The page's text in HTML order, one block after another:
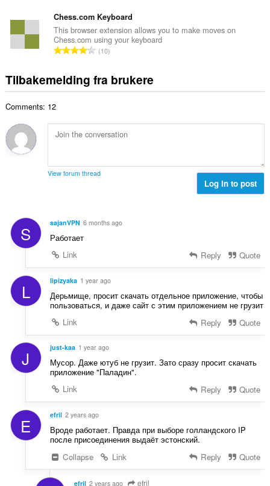
e
r
i
n
e
r
v
u
r
e
r
g
e
n
t
a
v
u
e
n
g
a
l
t
n
t
l
v
d
n
:
Chess.com Keyboard
This browser extension allows you to make moves on
Chess.com using your keyboard
T
t
a
a
n
l
r
i
n
e
10
Tilbakemelding fra brukere
Comments: 12
View forum thread
Log in to post
S sajanVPN 6 months ago
Работает
Link
Reply Quote
L lipizyaka 1 year ago
Дерьмище, просит скачать отдельное приложение, чтобы
пользоваться, и даже сайт с этим приложением не грузит
Link
Reply Quote
J just-kaa 1 year ago
Мусор. Даже ютуб не грузит. Зато сразу просит скачать
приложение "Паладин".
Link
Reply Quote
E efril 2 years ago
Вроде работает. Правда при выборе голландского IP
после присоединения выдаёт эстонский.
Collapse
Link Reply Quote
efril 2 years ago efril